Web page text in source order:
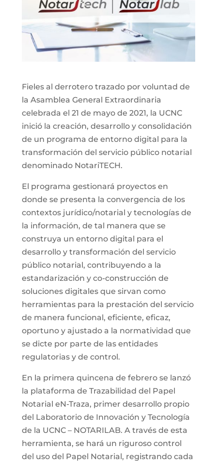
Fieles al derrotero trazado por voluntad de
la Asamblea General Extraordinaria
celebrada el 21 de mayo de 2021, la UCNC
inició la creación, desarrollo y consolidación
de un programa de entorno digital para la
transformación del servicio público notarial
denominado NotariTECH.
El programa gestionará proyectos en
donde se presenta la convergencia de los
contextos jurídico/notarial y tecnologías de
la información, de tal manera que se
construya un entorno digital para el
desarrollo y transformación del servicio
público notarial, contribuyendo a la
estandarización y co-construcción de
soluciones digitales que sirvan como
herramientas para la prestación del servicio
de manera funcional, eficiente, eficaz,
oportuno y ajustado a la normatividad que
se dicte por parte de las entidades
regulatorias y de control.
En la primera quincena de febrero se lanzó
la plataforma de Trazabilidad del Papel
Notarial eN-Traza, primer desarrollo propio
del Laboratorio de Innovación y Tecnología
de la UCNC – NOTARILAB. A través de esta
herramienta, se hará un riguroso control
del uso del Papel Notarial, registrando cada